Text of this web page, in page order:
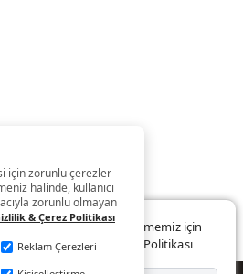
ve kaliteli hizmet sunabilmemiz için
Detaylar:Gizlilik ve Çerez Politikası
için zorunlu çerezler
halinde, kullanıcı
zorunlu olmayan
& Çerez Politikası
Reklam Çerezleri